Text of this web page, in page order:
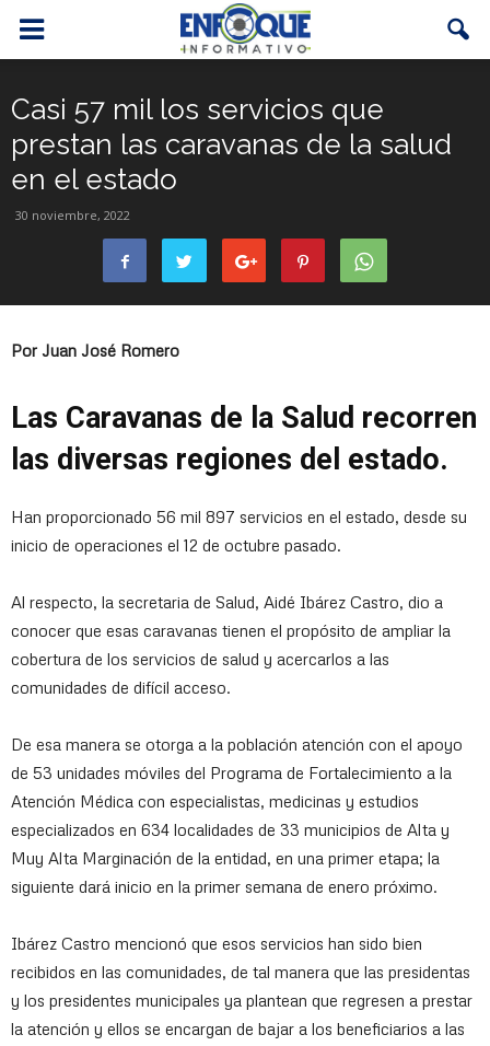
Casi 57 mil los servicios que
prestan las caravanas de la salud
en el estado
30 noviembre, 2022
Por Juan José Romero
Las Caravanas de la Salud recorren
las diversas regiones del estado.
Han proporcionado 56 mil 897 servicios en el estado, desde su
inicio de operaciones el 12 de octubre pasado.
Al respecto, la secretaria de Salud, Aidé Ibárez Castro, dio a
conocer que esas caravanas tienen el propósito de ampliar la
cobertura de los servicios de salud y acercarlos a las
comunidades de difícil acceso.
De esa manera se otorga a la población atención con el apoyo
de 53 unidades móviles del Programa de Fortalecimiento a la
Atención Médica con especialistas, medicinas y estudios
especializados en 634 localidades de 33 municipios de Alta y
Muy Alta Marginación de la entidad, en una primer etapa; la
siguiente dará inicio en la primer semana de enero próximo.
Ibárez Castro mencionó que esos servicios han sido bien
recibidos en las comunidades, de tal manera que las presidentas
y los presidentes municipales ya plantean que regresen a prestar
la atención y ellos se encargan de bajar a los beneficiarios a las